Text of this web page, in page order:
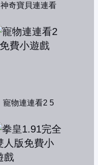
神奇寶貝連連看
寵物連連看2 5